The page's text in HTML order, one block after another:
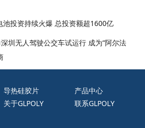
池投资持续火爆 总投资额超1600亿
圳无人驾驶公交车试运行 成为“阿尔法
导热硅胶片
产品中心
关于GLPOLY
联系GLPOLY